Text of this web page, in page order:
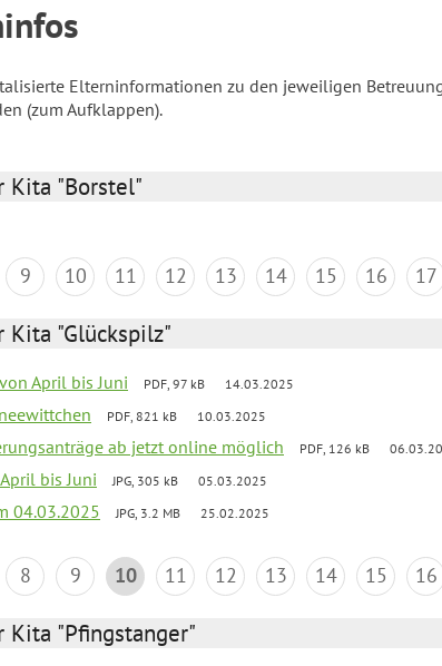
Elterninformationen zu den jeweiligen
(zum Aufklappen).
Kita "Borstel"
9 10 11 12 13 14 15 16 17
Kita "Glückspilz"
April bis Juni PDF, 97 kB 14.03.2025
PDF, 821 kB 10.03.2025
ab jetzt online möglich PDF, 126 kB
bis Juni JPG, 305 kB 05.03.2025
04.03.2025 JPG, 3.2 MB 25.02.2025
8 9 10 11 12 13 14 15 16
Kita "Pfingstanger"